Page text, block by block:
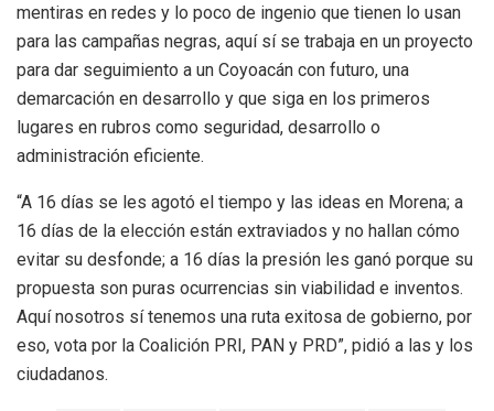
mentiras en redes y lo poco de ingenio que tienen lo usan
para las campañas negras, aquí sí se trabaja en un proyecto
para dar seguimiento a un Coyoacán con futuro, una
demarcación en desarrollo y que siga en los primeros
lugares en rubros como seguridad, desarrollo o
administración eficiente.
“A 16 días se les agotó el tiempo y las ideas en Morena; a
16 días de la elección están extraviados y no hallan cómo
evitar su desfonde; a 16 días la presión les ganó porque su
propuesta son puras ocurrencias sin viabilidad e inventos.
Aquí nosotros sí tenemos una ruta exitosa de gobierno, por
eso, vota por la Coalición PRI, PAN y PRD”, pidió a las y los
ciudadanos.